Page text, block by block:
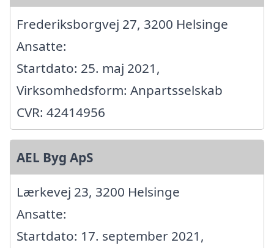
Frederiksborgvej 27, 3200 Helsinge
Ansatte:
Startdato: 25. maj 2021,
Virksomhedsform: Anpartsselskab
CVR: 42414956
AEL Byg ApS
Lærkevej 23, 3200 Helsinge
Ansatte:
Startdato: 17. september 2021,